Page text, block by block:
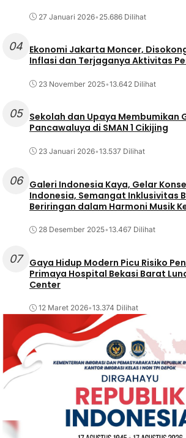
27 Januari 2026• 25.686 Dilihat
04 Ekonomi Jakarta Moncer,
Inflasi dan Terjaganya Aktivitas
23 November 2025•13.642 Dilihat
05
Sekolah dan Upaya Membumikan
Pancawaluya di SMAN 1 Cikijing
23 Januari 2026•13.537 Dilihat
06
Galeri Indonesia Kaya, Gelar
Indonesia, Semangat Inklusivitas
Beriringan dalam Harmoni Musik
28 Desember 2025•13.467 Dilihat
07
Gaya Hidup Modern Picu Risiko
Primaya Hospital Bekasi Barat
Center
12 Maret 2026•13.374 Dilihat